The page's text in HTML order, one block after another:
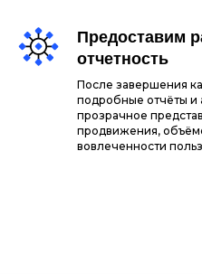
Предоставим
отчетность
После завершения
подробные отчёты и
прозрачное
продвижения,
вовлеченности